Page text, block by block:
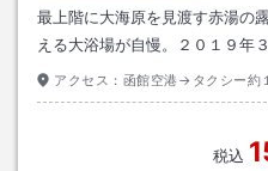
最上階に大海原を見渡す赤湯の
える大浴場が自慢。２０１９年
アクセス： 函館空港→タクシー約
税込